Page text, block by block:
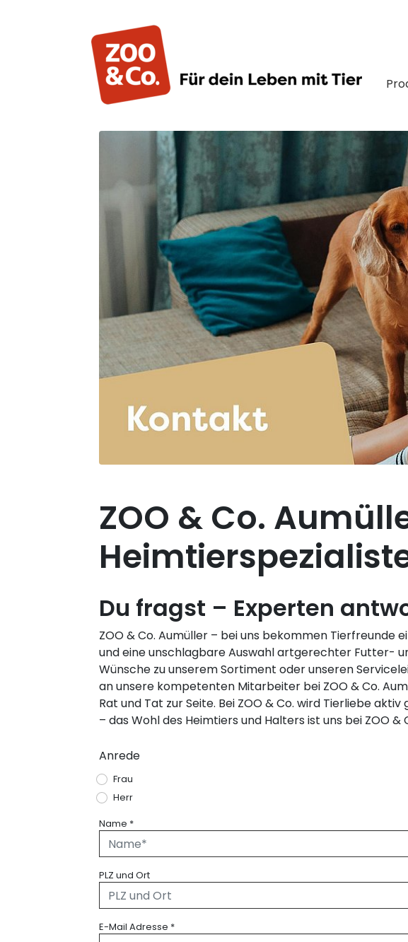
ZOO & Co.
Du fragst – Experten
ZOO & Co. Aumüller – bei uns bekommen
und eine unschlagbare Auswahl artgerechter Futter-
Wünsche zu unserem Sortiment oder unseren
an unsere kompetenten Mitarbeiter bei ZOO & Co.
Rat und Tat zur Seite. Bei ZOO & Co. wird Tierliebe
– das Wohl des Heimtiers und Halters ist uns bei ZOO &
Anrede
Frau
Herr
Name *
PLZ und Ort
E-Mail Adresse *